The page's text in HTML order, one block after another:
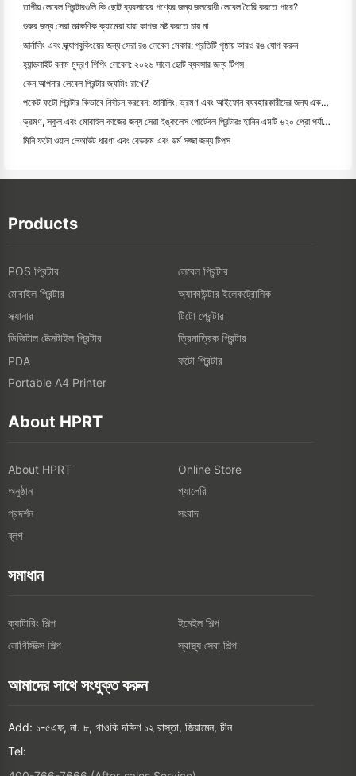
তাপীয় লেবেল প্রিন্টারগুলি কি ছোট ব্যবসায়ের পণ্যের জন্য জলরোধী লেবেল তৈরি করতে পারে?
শুরুর জন্য সেরা তাত্ক্ষণিক ক্যামেরা যারা কাগজ নষ্ট করতে চায় না
জার্নালিং এবং স্ক্র্যাপবুকিংয়ের জন্য সেরা রঙ লেবেল মেকার: প্রতিটি পৃষ্ঠায় আরও রঙ যোগ করুন
হ্যান্ডলাইট বনাম মুদ্রণ শিপিং লেবেল: ২০২৬ সালে ছোট ব্যবসার জন্য টিপস
কেন আপনার লেবেল প্রিন্টার জ্যামিং রাখে?
পকেট ফটো প্রিন্টার কিভাবে নির্বাচন করবেন: জার্নালিং, ভ্রমণ এবং আইফোন ব্যবহারকারীদের জন্য একটি সম্পূর্ণ গাই
ভ্রমণ, স্কুল এবং মোবাইল কাজের জন্য সেরা ইঙ্কলেস পোর্টেবল প্রিন্টারঃ হানিন এমটি ৬২০ প্রো পর্যালোচনা
মিনি ফটো ওয়াল লেআউট ধারণা এবং বেডরুম এবং ডর্ম সজ্জা জন্য টিপস
Products
POS প্রিন্টার
লেবেল প্রিন্টার
মোবাইল প্রিন্টার
অ্যাকাউন্টার ইলেকট্রোনিক
স্ক্যানার
টিটো প্রেন্টার
ডিজিটাল টেক্সটাইল প্রিন্টার
ত্রিমাত্রিক প্রিন্টার
PDA
ফটো প্রিন্টার
Portable A4 Printer
About HPRT
About HPRT
Online Store
অনুষ্ঠান
গ্যালেরি
প্রদর্শন
সংবাদ
ব্লগ
সমাধান
ক্যাটারিং শিল্প
ইমেইল শিল্প
লোগিস্টিক্স শিল্প
স্বাস্থ্য সেবা শিল্প
আমাদের সাথে সংযুক্ত করুন
Add: ১-৫এফ, না. ৮, গাওকি দক্ষিণ ১২ রাস্তা, জিয়ামেন, চীন
Tel: